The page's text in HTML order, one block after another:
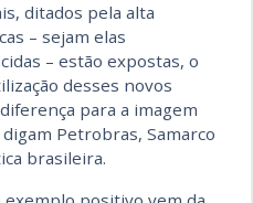
ditados pela alta
– sejam elas
– estão expostas, o
desses novos
para a imagem
Petrobras, Samarco
brasileira.